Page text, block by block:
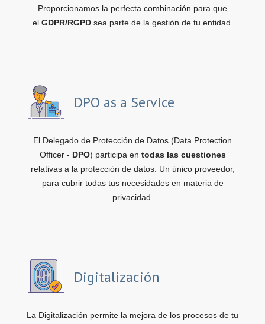
Proporcionamos la perfecta combinación para que
el GDPR/RGPDsea parte de la gestión de tu entidad.
DPO as a Service
El Delegado de Protección de Datos (Data Protection
Officer - DPO) participa en todas las cuestiones
relativas a la protección de datos. Un único proveedor,
para cubrir todas tus necesidades en materia de
privacidad.
Digitalización
La Digitalización permite la mejora de los procesos de tu